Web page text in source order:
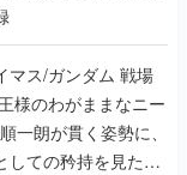
ス/ガンダム 戦場
様のわがままなニー
一朗が貫く姿勢に、
しての矜持を見た